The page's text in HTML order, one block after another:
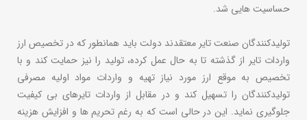
حساسیت هایی شد.
تولیدکنندگان صنعت تایر معتقدند دولت باید همانطور که در تخصیص ارز
واردات تایر از گذشته تا به حال عمل کرده، تولید را نیز حمایت کند و با
تخصیص به موقع ارز مورد نیاز تهیه و واردات مواد اولیه مصرفی
تولیدکنندگان را تسهیل کند و در مقابل از واردات تایرهای بی کیفیت
جلوگیری نماید. این در حالی است که به رغم تحریم ها و افزایش هزینه